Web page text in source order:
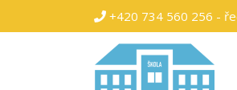
+420 734 560 256 -